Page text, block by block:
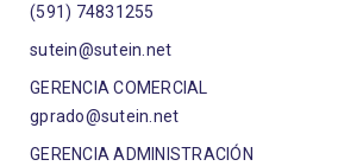
(591) 74831255
sutein@sutein.net
GERENCIA COMERCIAL
gprado@sutein.net
GERENCIA ADMINISTRACIÓN